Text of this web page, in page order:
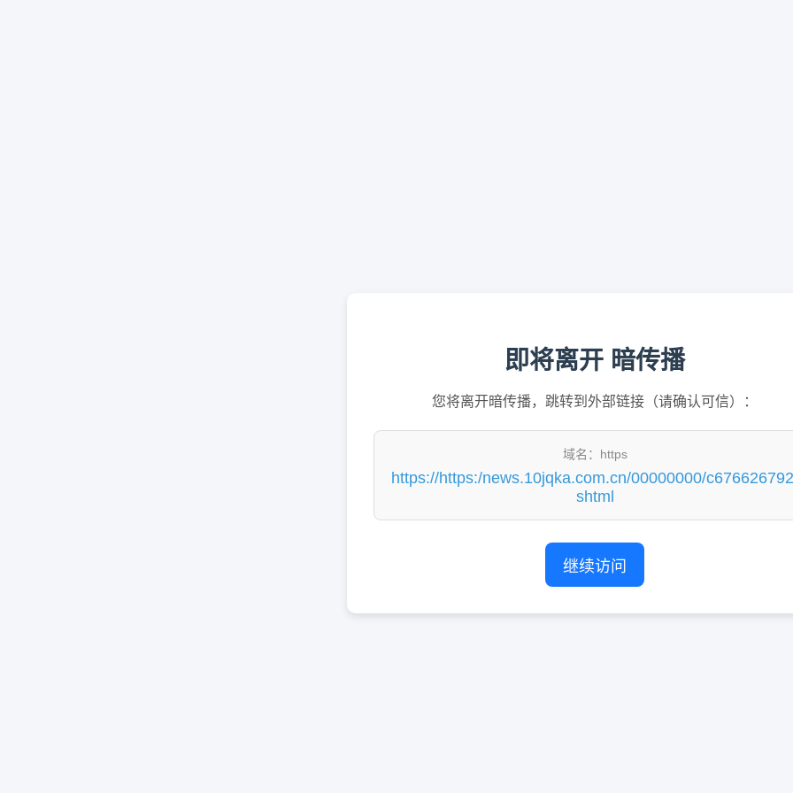
即将离开 暗传播
您将离开暗传播，跳转到外部链接（请确认可信）：
域名：https
https://https:/news.10jqka.com.cn/00000000/
shtml
继续访问